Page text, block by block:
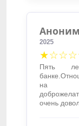
2025
Пять
на
очень